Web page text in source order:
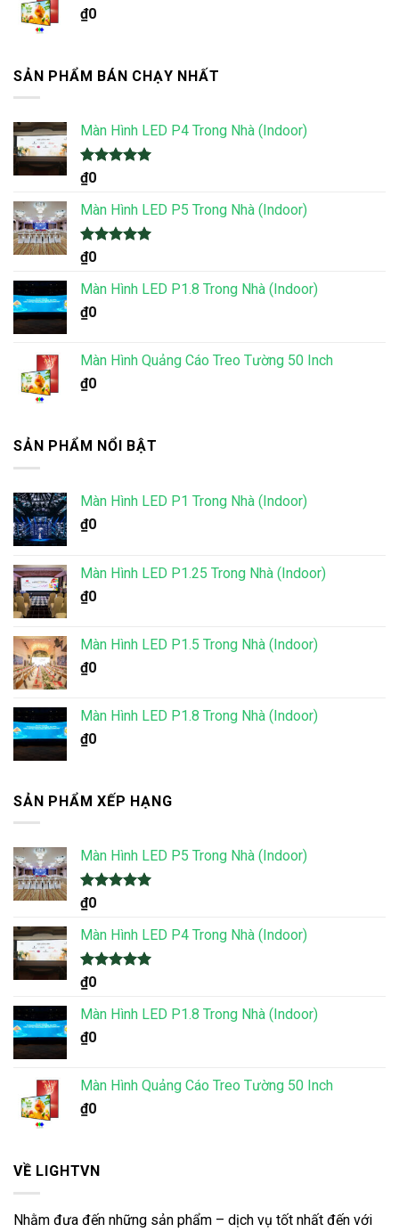
₫0
SẢN PHẨM BÁN CHẠY NHẤT
Màn Hình LED P4 Trong Nhà (Indoor)
Được xếp
hạng
5 sao
₫0
Màn Hình LED P5 Trong Nhà (Indoor)
Được xếp
hạng
5 sao
₫0
Màn Hình LED P1.8 Trong Nhà (Indoor)
₫0
Màn Hình Quảng Cáo Treo Tường 50 Inch
₫0
SẢN PHẨM NỔI BẬT
Màn Hình LED P1 Trong Nhà (Indoor)
₫0
Màn Hình LED P1.25 Trong Nhà (Indoor)
₫0
Màn Hình LED P1.5 Trong Nhà (Indoor)
₫0
Màn Hình LED P1.8 Trong Nhà (Indoor)
₫0
SẢN PHẨM XẾP HẠNG
Màn Hình LED P5 Trong Nhà (Indoor)
Được xếp
hạng
5 sao
₫0
Màn Hình LED P4 Trong Nhà (Indoor)
Được xếp
hạng
5 sao
₫0
Màn Hình LED P1.8 Trong Nhà (Indoor)
₫0
Màn Hình Quảng Cáo Treo Tường 50 Inch
₫0
VỀ LIGHTVN
Nhằm đưa đến những sản phẩm – dịch vụ tốt nhất đến với